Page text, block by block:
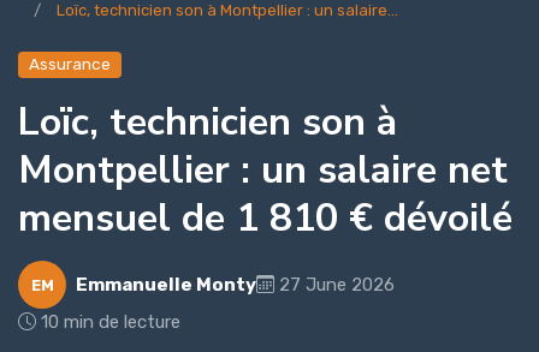
Loïc, technicien son à Montpellier : un salaire...
Assurance
Loïc, technicien son à
Montpellier : un salaire net
mensuel de 1 810 € dévoilé
EM Emmanuelle Monty
27 June 2026
10 min de lecture